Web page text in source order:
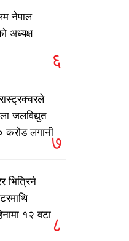
नेपाल
अध्यक्ष
६
जलविद्युत
करोड लगानी७
भित्रिने
१२ वटा ८